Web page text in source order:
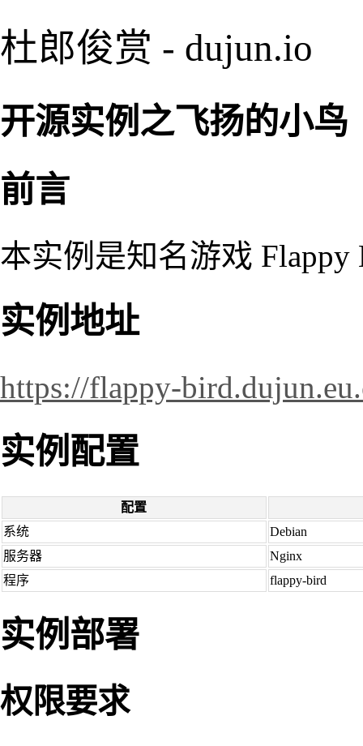
杜郎俊赏 - dujun.io
开源实例之飞扬的小
前言
本实例是知名游戏 Flappy
实例地址
https://flappy-
实例配置
配置
系统
Debian
服务器
Nginx
程序
flappy-bird
实例部署
权限要求